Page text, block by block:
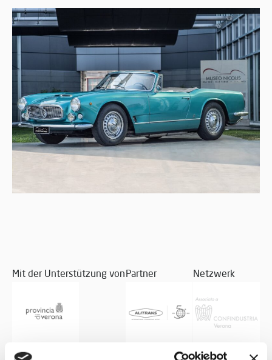
Mit der Unterstützung vonPartner Netzwerk